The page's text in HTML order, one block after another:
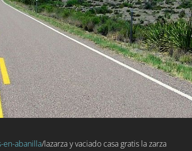
en-abanilla/lazarza y vaciado casa gratis la zarza